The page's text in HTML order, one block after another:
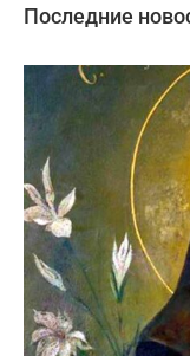
Последние